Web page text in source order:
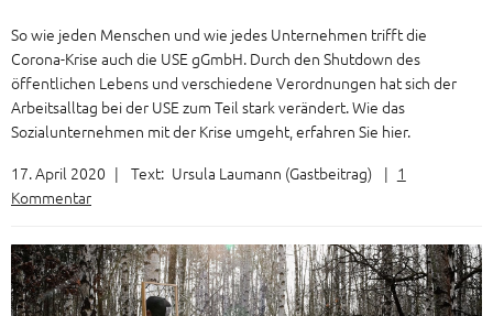
So wie jeden Menschen und wie jedes Unternehmen trifft die
Corona-Krise auch die USE gGmbH. Durch den Shutdown des
öffentlichen Lebens und verschiedene Verordnungen hat sich der
Arbeitsalltag bei der USE zum Teil stark verändert. Wie das
Sozialunternehmen mit der Krise umgeht, erfahren Sie hier.
17. April 2020 | Text: Ursula Laumann (Gastbeitrag) | 1
Kommentar